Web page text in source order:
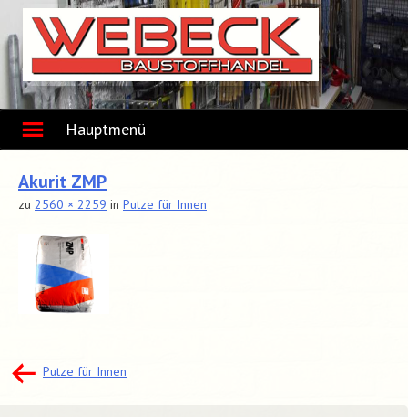
content
Hauptmenü
Akurit ZMP
zu 2560 × 2259 in Putze für Innen
Beitragsnavigation
Putze für Innen